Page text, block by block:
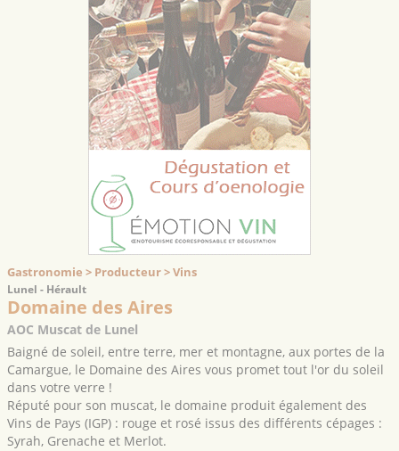
Gastronomie > Producteur > Vins
Lunel - Hérault
Domaine des Aires
AOC Muscat de Lunel
Baigné de soleil, entre terre, mer et montagne, aux portes de la
Camargue, le Domaine des Aires vous promet tout l'or du soleil
dans votre verre !
Réputé pour son muscat, le domaine produit également des
Vins de Pays (IGP) : rouge et rosé issus des différents cépages :
Syrah, Grenache et Merlot.